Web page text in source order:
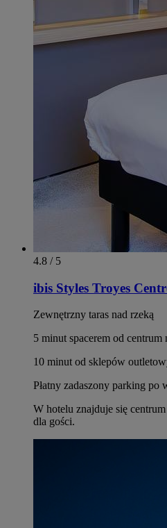
4.8 / 5
ibis Styles Troyes
Zewnętrzny taras nad rzeką
5 minut spacerem od centrum
10 minut od sklepów
Płatny zadaszony parking po
W hotelu znajduje się
dla gości.